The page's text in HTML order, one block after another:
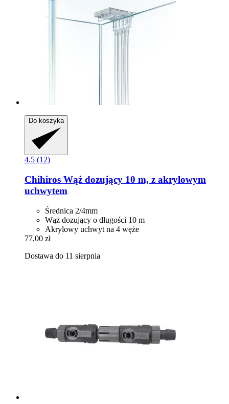
Do koszyka
4.5 (12)
Chihiros Wąż dozujący 10 m, z akrylowym
uchwytem
Średnica 2/4mm
Wąż dozujący o długości 10 m
Akrylowy uchwyt na 4 węże
77,00 zł
Dostawa do 11 sierpnia